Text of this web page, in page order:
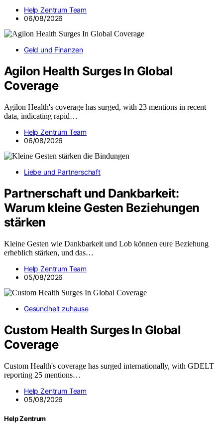
Help Zentrum Team
06/08/2026
Geld und Finanzen
Agilon Health Surges In Global
Coverage
Agilon Health's coverage has surged, with 23 mentions in recent
data, indicating rapid…
Help Zentrum Team
06/08/2026
Liebe und Partnerschaft
Partnerschaft und Dankbarkeit:
Warum kleine Gesten Beziehungen
stärken
Kleine Gesten wie Dankbarkeit und Lob können eure Beziehung
erheblich stärken, und das…
Help Zentrum Team
05/08/2026
Gesundheit zuhause
Custom Health Surges In Global
Coverage
Custom Health's coverage has surged internationally, with GDELT
reporting 25 mentions…
Help Zentrum Team
05/08/2026
Help Zentrum